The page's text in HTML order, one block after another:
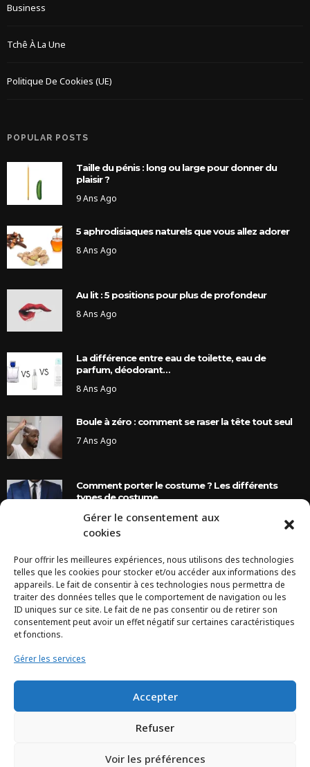
Gérer le consentement aux
cookies
Pour offrir les meilleures expériences, nous utilisons des technologies
telles que les cookies pour stocker et/ou accéder aux informations des
appareils. Le fait de consentir à ces technologies nous permettra de
traiter des données telles que le comportement de navigation ou les
ID uniques sur ce site. Le fait de ne pas consentir ou de retirer son
consentement peut avoir un effet négatif sur certaines caractéristiques
et fonctions.
Gérer les services
Accepter
Refuser
Voir les préférences
Business
Tchê À La Une
Politique De Cookies (UE)
POPULAR POSTS
Taille du pénis : long ou large pour donner du
plaisir ?
9 Ans Ago
5 aphrodisiaques naturels que vous allez adorer
8 Ans Ago
Au lit : 5 positions pour plus de profondeur
8 Ans Ago
La différence entre eau de toilette, eau de
parfum, déodorant…
8 Ans Ago
Boule à zéro : comment se raser la tête tout seul
7 Ans Ago
Comment porter le costume ? Les différents
types de costume
8 Ans Ago
INSTAGRAM
Configuration error or no pictures...